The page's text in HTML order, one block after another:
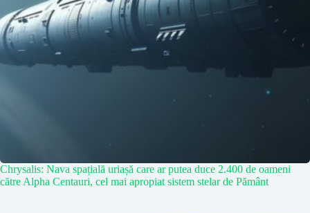
Chrysalis: Nava spațială uriașă care ar putea duce 2.400 de oameni
către Alpha Centauri, cel mai apropiat sistem stelar de Pământ